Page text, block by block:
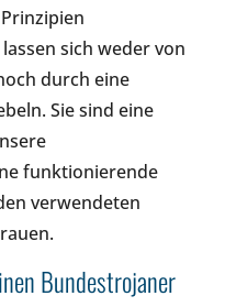
sich weder von
durch eine
Sie sind eine
funktionierende
verwendeten
Bundestrojaner